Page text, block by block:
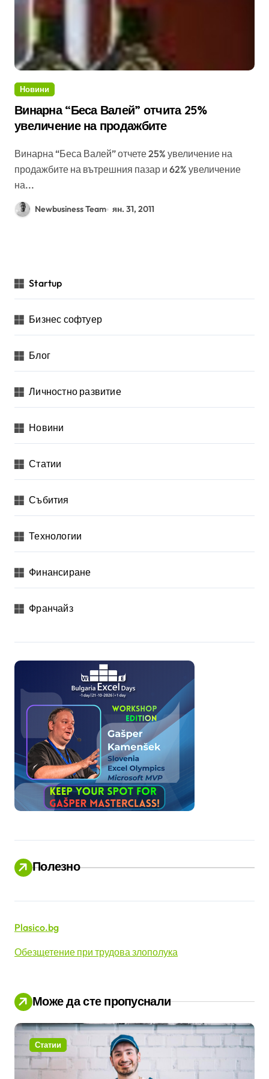
Новини
Винарна “Беса Валей” отчита 25%
увеличение на продажбите
Винарна “Беса Валей” отчете 25% увеличение на
продажбите на вътрешния пазар и 62% увеличение
на...
Newbusiness Team ян. 31, 2011
Startup
Бизнес софтуер
Блог
Личностно развитие
Новини
Статии
Събития
Технологии
Финансиране
Франчайз
Полезно
Plasico.bg
Обезщетение при трудова злополука
Може да сте пропуснали
Статии